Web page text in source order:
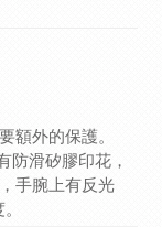
額外的保護。
防滑矽膠印花，
手腕上有反光